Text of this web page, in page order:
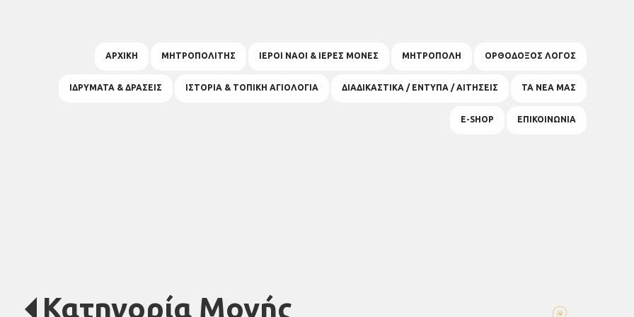
ΑΡΧΙΚΗ ΜΗΤΡΟΠΟΛΙΤΗΣ ΙΕΡΟΙ ΝΑΟΙ & ΙΕΡΕΣ ΜΟΝΕΣ ΜΗΤΡΟΠΟΛΗ ΟΡΘΟΔΟΞΟΣ ΛΟΓΟΣ
ΙΔΡΥΜΑΤΑ & ΔΡΑΣΕΙΣ ΙΣΤΟΡΙΑ & ΤΟΠΙΚΗ ΑΓΙΟΛΟΓΙΑ ΔΙΑΔΙΚΑΣΤΙΚΑ / ΕΝΤΥΠΑ / ΑΙΤΗΣΕΙΣ ΤΑ ΝΕΑ ΜΑΣ
E-SHOP ΕΠΙΚΟΙΝΩΝΙΑ
Κατηγορία Μονής